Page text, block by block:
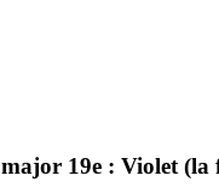
19e : Violet